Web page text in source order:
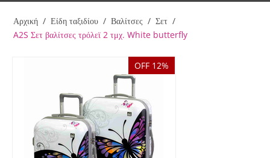
Αρχική / Είδη ταξιδίου / Βαλίτσες / Σετ /
A2S Σετ βαλίτσες τρόλεϊ 2 τμχ. White butterfly
OFF 12%